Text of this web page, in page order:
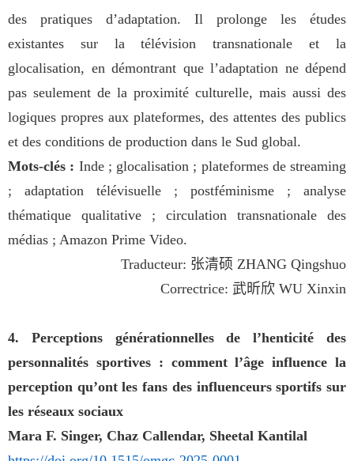
des pratiques d’adaptation. Il prolonge les études
existantes sur la télévision transnationale et la
glocalisation, en démontrant que l’adaptation ne dépend
pas seulement de la proximité culturelle, mais aussi des
logiques propres aux plateformes, des attentes des publics
et des conditions de production dans le Sud global.
Mots-clés : Inde ; glocalisation ; plateformes de streaming
; adaptation télévisuelle ; postféminisme ; analyse
thématique qualitative ; circulation transnationale des
médias ; Amazon Prime Video.
Traducteur: 张清硕 ZHANG Qingshuo
Correctrice: 武昕欣 WU Xinxin
4. Perceptions générationnelles de l’henticité des
personnalités sportives : comment l’âge influence la
perception qu’ont les fans des influenceurs sportifs sur
les réseaux sociaux
Mara F. Singer, Chaz Callendar, Sheetal Kantilal